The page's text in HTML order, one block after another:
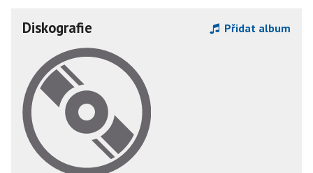
Diskografie Přidat album